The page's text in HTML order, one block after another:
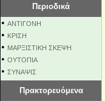
Περιοδικά
• ΑΝΤΙΓΟΝΗ
• ΚΡΙΣΗ
• ΜΑΡΞΙΣΤΙΚΗ ΣΚΕΨΗ
• ΟΥΤΟΠΙΑ
• ΣΥΝΑΨΙΣ
Πρακτορευόμενα